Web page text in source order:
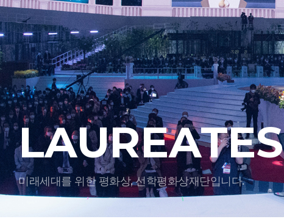
LAUREATES
미래세대를 위한 평화상, 선학평화상재단입니다.